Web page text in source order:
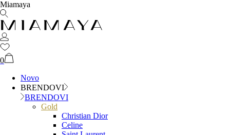
Miamaya
0
Novo
BRENDOVI
BRENDOVI
Gold
Christian Dior
Celine